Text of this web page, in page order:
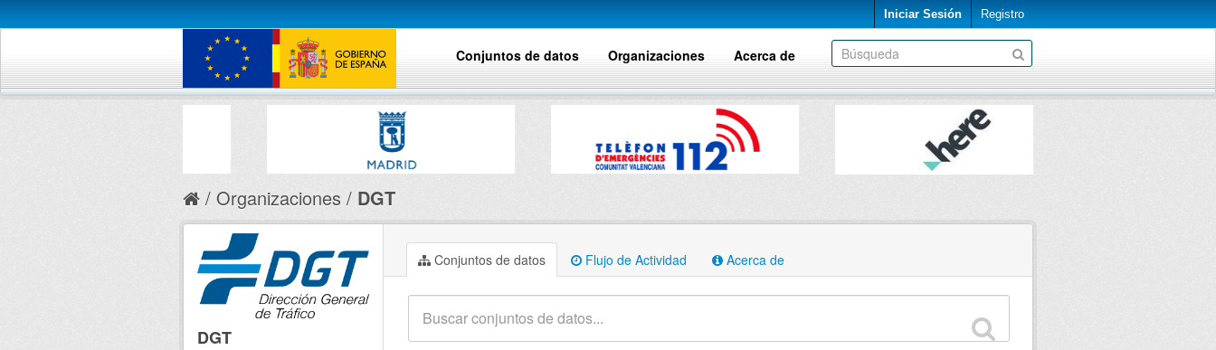
Iniciar Sesión Registro
Conjuntos de datos Organizaciones Acerca de
Organizaciones DGT
Conjuntos de datos Flujo de Actividad Acerca de
DGT